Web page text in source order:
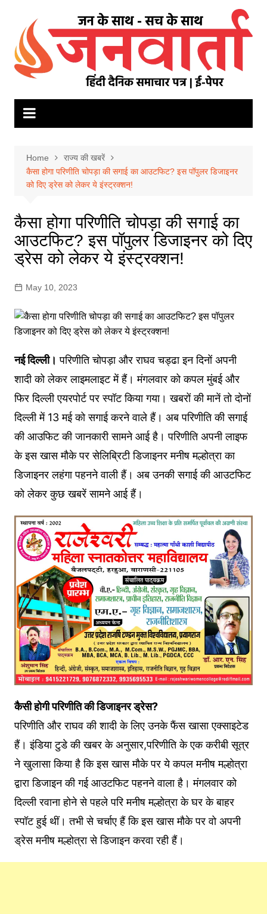
content
Home
राज्य की खबरें
कैसा होगा परिणीति चोपड़ा की सगाई का आउटफिट? इस पॉपुलर डिजाइनर
को दिए ड्रेस को लेकर ये इंस्ट्रक्शन!
कैसा होगा परिणीति चोपड़ा की सगाई का
आउटफिट? इस पॉपुलर डिजाइनर को दिए
ड्रेस को लेकर ये इंस्ट्रक्शन!
May 10, 2023
नई दिल्ली। परिणीति चोपड़ा और राघव चड्ढा इन दिनों अपनी
शादी को लेकर लाइमलाइट में हैं। मंगलवार को कपल मुंबई और
फिर दिल्ली एयरपोर्ट पर स्पॉट किया गया। खबरों की मानें तो दोनों
दिल्ली में 13 मई को सगाई करने वाले हैं। अब परिणीति की सगाई
की आउफिट की जानकारी सामने आई है। परिणीति अपनी लाइफ
के इस खास मौके पर सेलिब्रिटी डिजाइनर मनीष मल्होत्रा का
डिजाइनर लहंगा पहनने वाली हैं। अब उनकी सगाई की आउटफिट
को लेकर कुछ खबरें सामने आई हैं।
कैसी होगी परिणीति की डिजाइनर ड्रेस?
परिणीति और राघव की शादी के लिए उनके फैंस खासा एक्साइटेड
हैं। इंडिया टुडे की खबर के अनुसार,परिणीति के एक करीबी सूत्र
ने खुलासा किया है कि इस खास मौके पर ये कपल मनीष मल्होत्रा
द्वारा डिजाइन की गई आउटफिट पहनने वाला है। मंगलवार को
दिल्ली रवाना होने से पहले परि मनीष मल्होत्रा के घर के बाहर
स्पॉट हुई थीं। तभी से चर्चाए हैं कि इस खास मौके पर वो अपनी
ड्रेस मनीष मल्होत्रा से डिजाइन करवा रही हैं।